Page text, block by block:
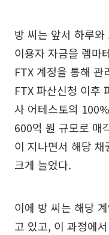
방 씨는 앞서 하루
이용자 자금을 렘마
FTX 계정을 통해 관
FTX 파산신청 이후
사 어테스토의
600억 원 규모로 매
이 지나면서 해당
크게 늘었다.
이에 방 씨는 해당
고 있고, 이 과정에